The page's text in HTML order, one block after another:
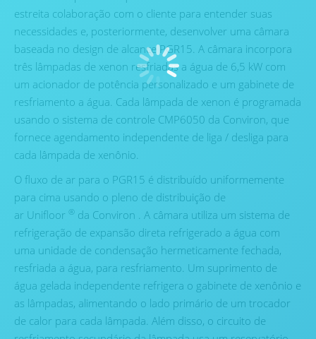
estreita colaboração com o cliente para entender suas
necessidades e, posteriormente, desenvolver uma câmara
baseada no design de alcance PGR15. A câmara incorpora
três lâmpadas de xenon resfriadas a água de 6,5 kW com
um acionador de potência personalizado e um gabinete de
resfriamento a água. Cada lâmpada de xenon é programada
usando o sistema de controle CMP6050 da Conviron, que
fornece agendamento independente de liga / desliga para
cada lâmpada de xenônio.
O fluxo de ar para o PGR15 é distribuído uniformemente
para cima usando o pleno de distribuição de
ar Unifloor ® da Conviron . A câmara utiliza um sistema de
refrigeração de expansão direta refrigerado a água com
uma unidade de condensação hermeticamente fechada,
resfriada a água, para resfriamento. Um suprimento de
água gelada independente refrigera o gabinete de xenônio e
as lâmpadas, alimentando o lado primário de um trocador
de calor para cada lâmpada. Além disso, o circuito de